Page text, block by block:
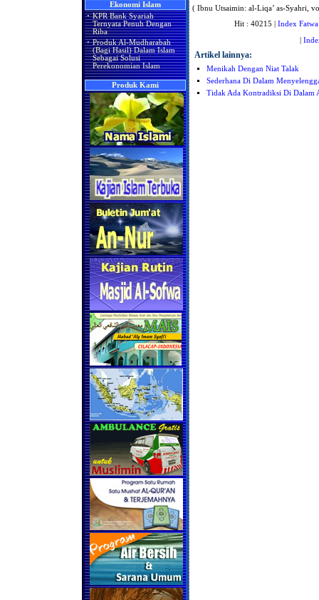
Ekonomi Islam
· KPR Bank Syariah
Ternyata Penuh Dengan
Riba
· Produk Al-Mudharabah
(Bagi Hasil) Dalam Islam
Sebagai Solusi
Perekonomian Islam
Produk Kami
( Ibnu Utsaimin: al-Liqa’ as-Syahri,
Hit : 40215 | Index Fatwa
|
Artikel lainnya:
Menikah Dengan Niat Talak
Sederhana Di Dalam
Tidak Ada Kontradiksi Di Dalam